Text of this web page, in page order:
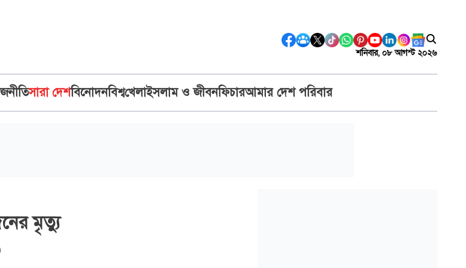
শনিবার, ০৮ আগস্ট ২০২৬
সারা দেশবিনোদনবিশ্বখেলাইসলাম ও জীবনফিচারআমার দেশ পরিবার
মৃত্যু